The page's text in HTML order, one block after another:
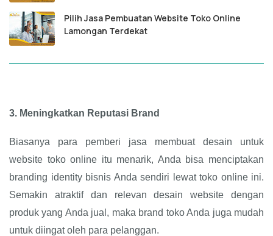
Pilih Jasa Pembuatan Website Toko Online
Lamongan Terdekat
3. Meningkatkan Reputasi Brand
Biasanya para pemberi jasa membuat desain untuk
website toko online itu menarik, Anda bisa menciptakan
branding identity bisnis Anda sendiri lewat toko online ini.
Semakin atraktif dan relevan desain website dengan
produk yang Anda jual, maka brand toko Anda juga mudah
untuk diingat oleh para pelanggan.